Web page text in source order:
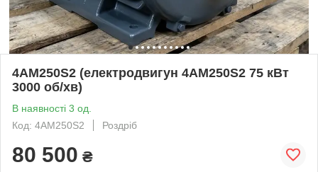
4АМ250S2 (електродвигун 4АМ250S2 75 кВт
3000 об/хв)
В наявності 3 од.
Код: 4АМ250S2
Роздріб
80 500 ₴